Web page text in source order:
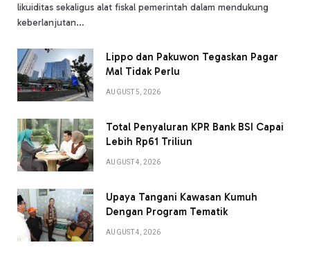
likuiditas sekaligus alat fiskal pemerintah dalam mendukung
keberlanjutan…
Lippo dan Pakuwon Tegaskan Pagar
Mal Tidak Perlu
AUGUST 5, 2026
Total Penyaluran KPR Bank BSI Capai
Lebih Rp61 Triliun
AUGUST 4, 2026
Upaya Tangani Kawasan Kumuh
Dengan Program Tematik
AUGUST 4, 2026